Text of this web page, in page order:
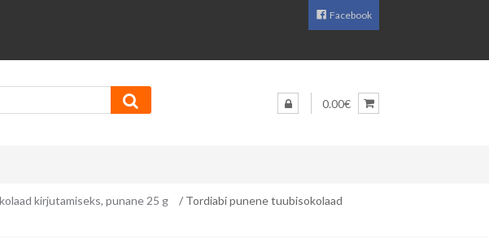
Facebook
0.00€
kirjutamiseks, punane 25 g
/ Tordiabi punene tuubisokolaad